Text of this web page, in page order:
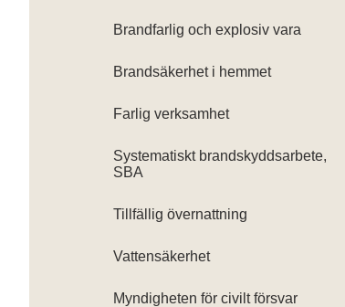
Brandfarlig och explosiv vara
Brandsäkerhet i hemmet
Farlig verksamhet
Systematiskt brandskyddsarbete,
SBA
Tillfällig övernattning
Vattensäkerhet
Myndigheten för civilt försvar